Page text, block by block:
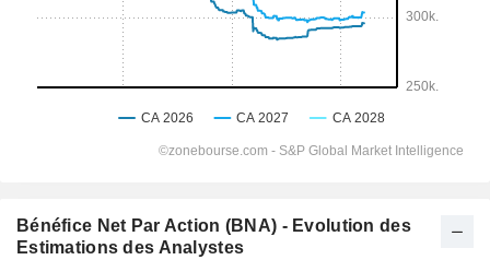
Bénéfice Net Par Action (BNA) - Evolution des
Estimations des Analystes